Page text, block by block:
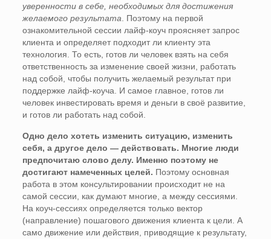
уверенности в себе, необходимых для достижения
желаемого результата . Поэтому на первой
ознакомительной сессии лайф-коуч проясняет запрос
клиента и определяет подходит ли клиенту эта
технология. То есть, готов ли человек взять на себя
ответственность за изменение своей жизни, работать
над собой, чтобы получить желаемый результат при
поддержке лайф-коуча. И самое главное, готов ли
человек инвестировать время и деньги в своё развитие,
и готов ли работать над собой.
Одно дело хотеть изменить ситуацию, изменить
себя, а другое дело — действовать. Многие люди
предпочитаю слово делу. Именно поэтому не
достигают намеченных целей. Поэтому основная
работа в этом консультировании происходит не на
самой сессии, как думают многие, а между сессиями.
На коуч-сессиях определяется только вектор
(направление) пошагового движения клиента к цели. А
само движение или действия, приводящие к результату,